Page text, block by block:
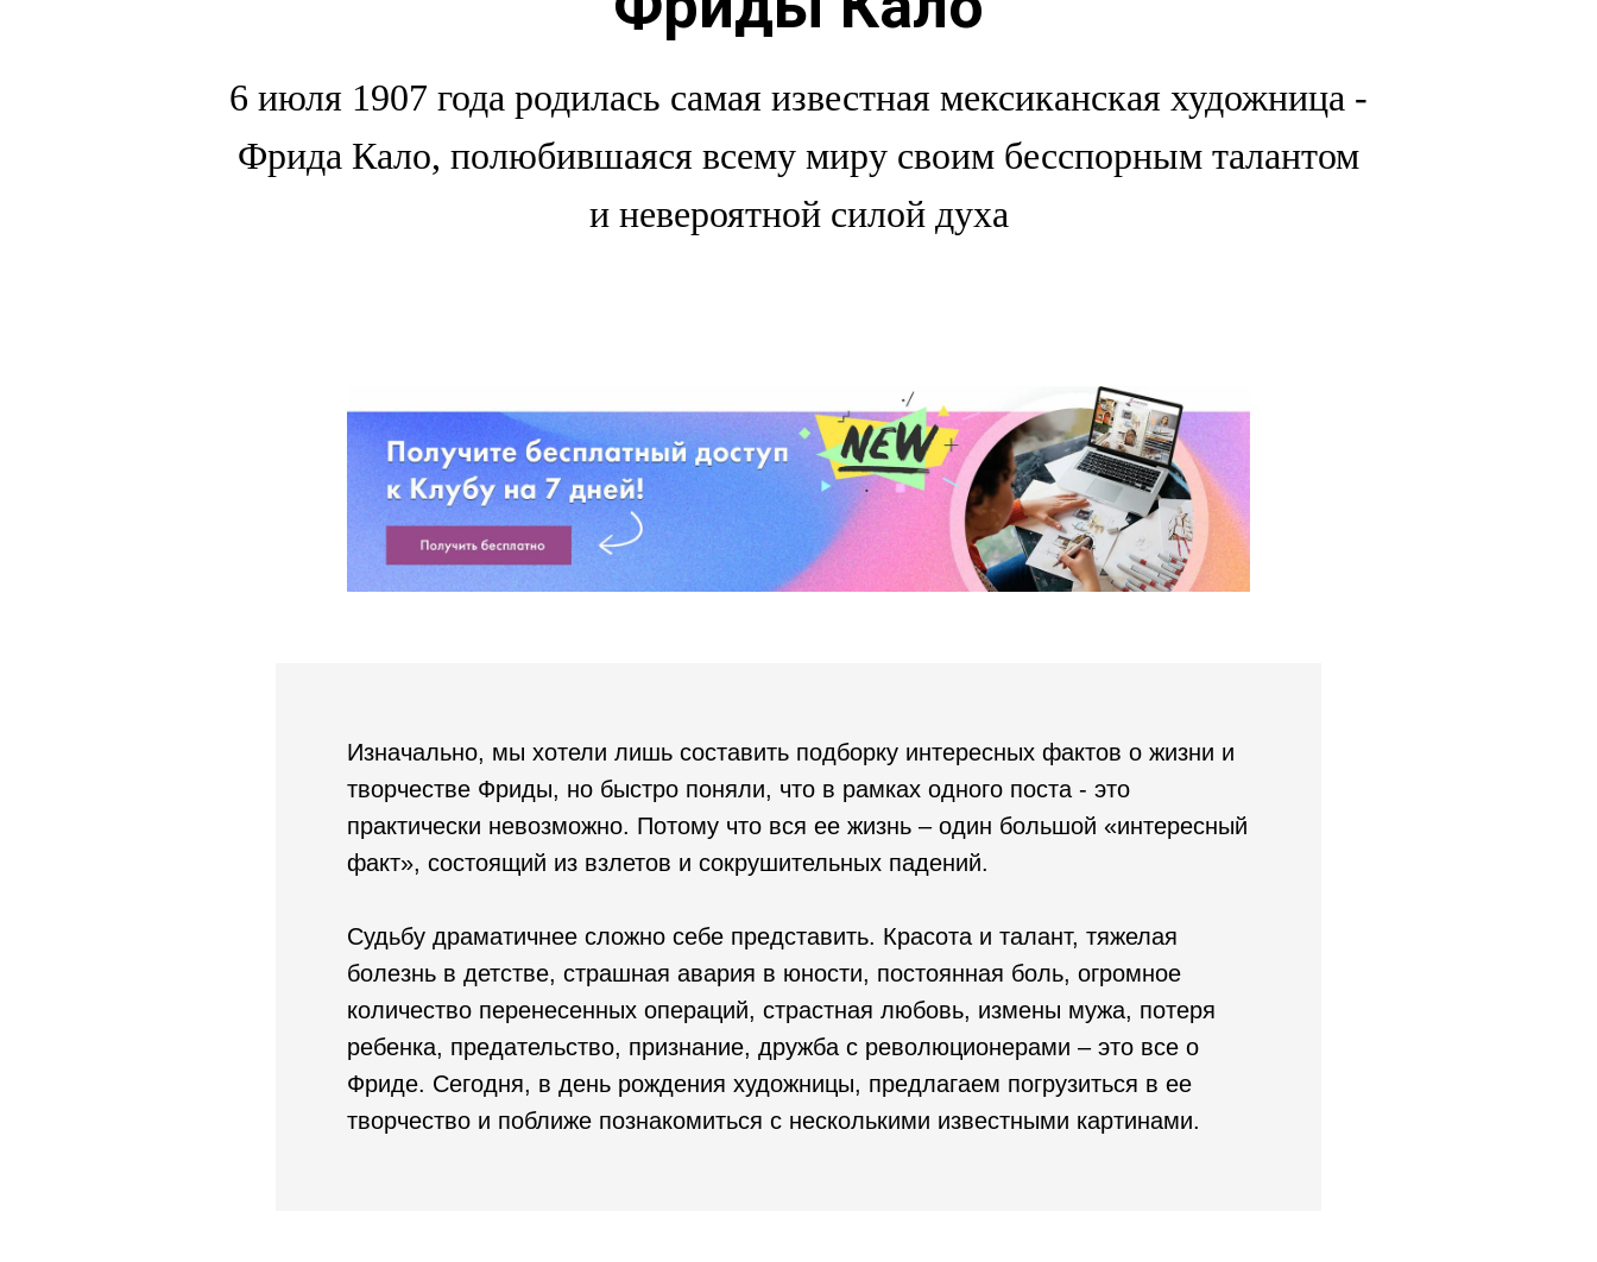
6 июля 1907 года родилась самая известная мексиканская художница -
Фрида Кало, полюбившаяся всему миру своим бесспорным талантом
и невероятной силой духа
Изначально, мы хотели лишь составить подборку интересных фактов о жизни и
творчестве Фриды, но быстро поняли, что в рамках одного поста - это
практически невозможно. Потому что вся ее жизнь – один большой «интересный
факт», состоящий из взлетов и сокрушительных падений.
Судьбу драматичнее сложно себе представить. Красота и талант, тяжелая
болезнь в детстве, страшная авария в юности, постоянная боль, огромное
количество перенесенных операций, страстная любовь, измены мужа, потеря
ребенка, предательство, признание, дружба с революционерами – это все о
Фриде. Сегодня, в день рождения художницы, предлагаем погрузиться в ее
творчество и поближе познакомиться с несколькими известными картинами.